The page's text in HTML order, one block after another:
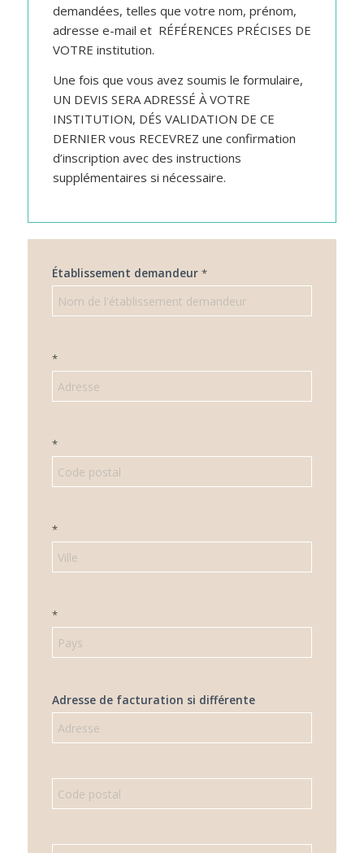
demandées, telles que votre nom, prénom,
adresse e-mail et RÉFÉRENCES PRÉCISES DE
VOTRE institution.
Une fois que vous avez soumis le formulaire,
UN DEVIS SERA ADRESSÉ À VOTRE
INSTITUTION, DÉS VALIDATION DE CE
DERNIER vous RECEVREZ une confirmation
d’inscription avec des instructions
supplémentaires si nécessaire.
COLLOQUE
INSCRIPTION
INSTITUTIONNELLE
Établissement demandeur *
*
*
*
*
Adresse de facturation si différente